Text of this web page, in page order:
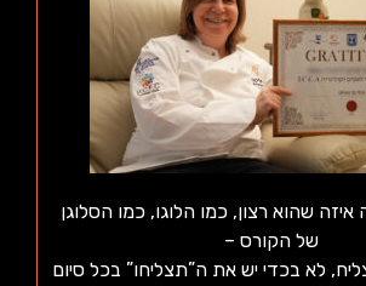
שהוא רצון, כמו הלוגו, כמו הסלוגן
של הקורס –
לא בכדי יש את ה”תצליחו” בכל סיום